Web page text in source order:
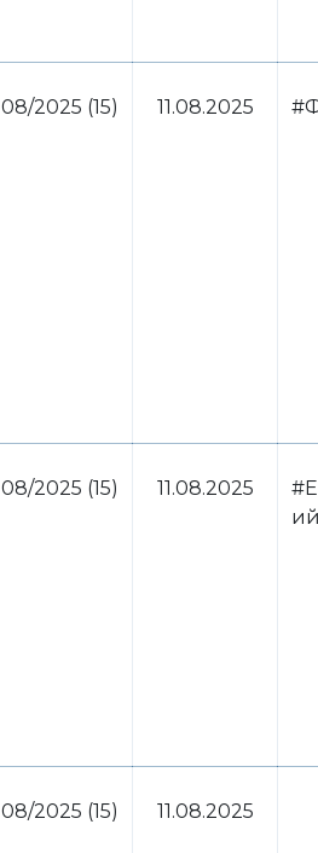
08/2025 (15) 11.08.2025
08/2025 (15) 11.08.2025
08/2025 (15) 11.08.2025